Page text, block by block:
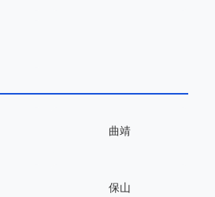
曲靖
保山